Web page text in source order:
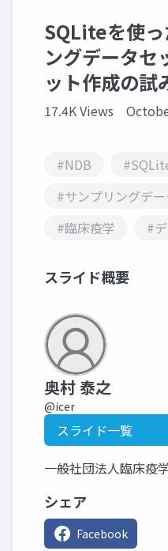
SQLiteを使っ
ングデータセ
ット作成の試
17.4K Views
#NDB
#サンプリングデ
#臨床疫学
#
スライド概要
奥村 泰之
@icer
スライド一覧
一般社団法人臨床疫
シェア
Facebook